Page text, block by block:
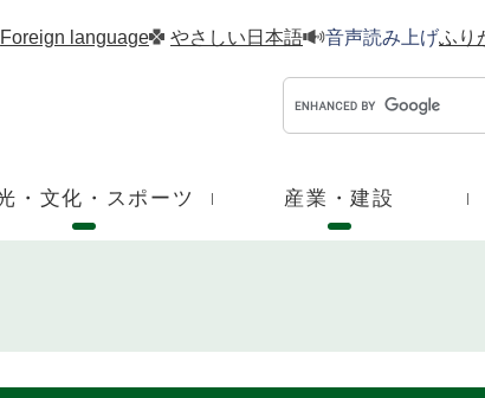
Foreign language やさしい日本語 音声読み上げふり
・文化・スポーツ 産業・建設